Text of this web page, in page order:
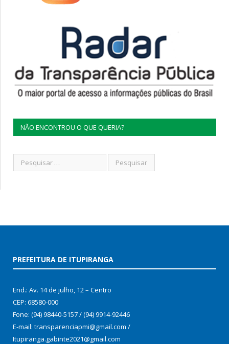
NÃO ENCONTROU O QUE QUERIA?
PREFEITURA DE ITUPIRANGA
End.: Av. 14 de julho, 12 – Centro
CEP: 68580-000
Fone: (94) 98440-5157 / (94) 9914-92446
E-mail: transparenciapmi@gmail.com /
Itupiranga.gabinte2021@gmail.com